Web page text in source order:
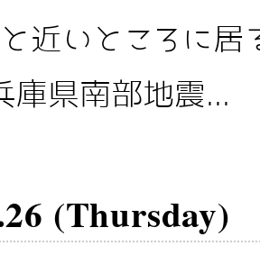
近いところに居
庫県南部地震...
(Thursday)